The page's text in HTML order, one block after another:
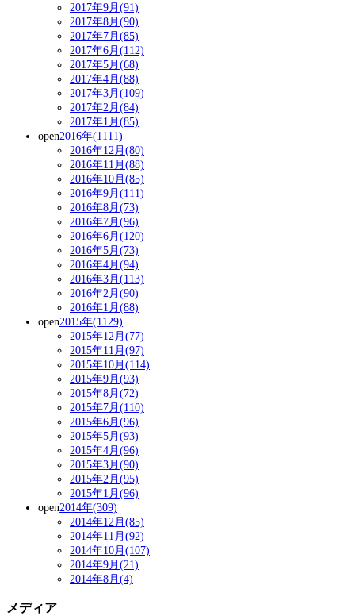
2017年9月(91)
2017年8月(90)
2017年7月(85)
2017年6月(112)
2017年5月(68)
2017年4月(88)
2017年3月(109)
2017年2月(84)
2017年1月(85)
open2016年(1111)
2016年12月(80)
2016年11月(88)
2016年10月(85)
2016年9月(111)
2016年8月(73)
2016年7月(96)
2016年6月(120)
2016年5月(73)
2016年4月(94)
2016年3月(113)
2016年2月(90)
2016年1月(88)
open2015年(1129)
2015年12月(77)
2015年11月(97)
2015年10月(114)
2015年9月(93)
2015年8月(72)
2015年7月(110)
2015年6月(96)
2015年5月(93)
2015年4月(96)
2015年3月(90)
2015年2月(95)
2015年1月(96)
open2014年(309)
2014年12月(85)
2014年11月(92)
2014年10月(107)
2014年9月(21)
2014年8月(4)
メディア